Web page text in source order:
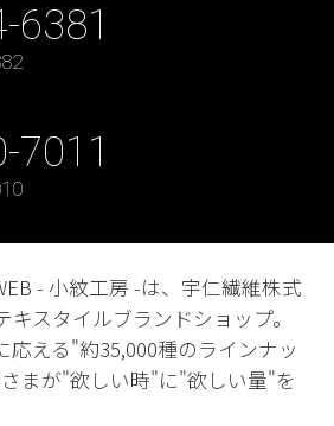
6381
7011
- 小紋工房 -は、宇仁繊維株式
スタイルブランドショップ。
応える"約35,000種のラインナッ
まが"欲しい時"に"欲しい量"を